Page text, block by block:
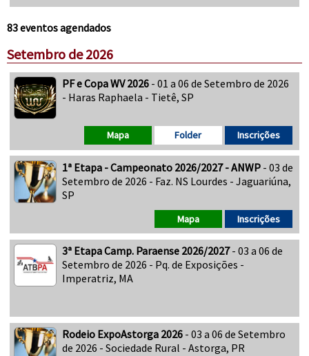
83 eventos agendados
Setembro de 2026
PF e Copa WV 2026 - 01 a 06 de Setembro de 2026
- Haras Raphaela - Tietê, SP
Inscrições
Folder
Mapa
1ª Etapa - Campeonato 2026/2027 - ANWP - 03 de
Setembro de 2026 - Faz. NS Lourdes - Jaguariúna,
SP
Inscrições
Mapa
3ª Etapa Camp. Paraense 2026/2027- 03 a 06 de
Setembro de 2026 - Pq. de Exposições -
Imperatriz, MA
Rodeio ExpoAstorga 2026 - 03 a 06 de Setembro
de 2026 - Sociedade Rural - Astorga, PR